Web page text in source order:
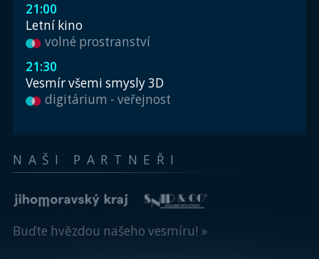
21:00
Letní kino
volné prostranství
21:30
Vesmír všemi smysly 3D
digitárium - veřejnost
NAŠI PARTNEŘI
Buďte hvězdou našeho vesmíru! »